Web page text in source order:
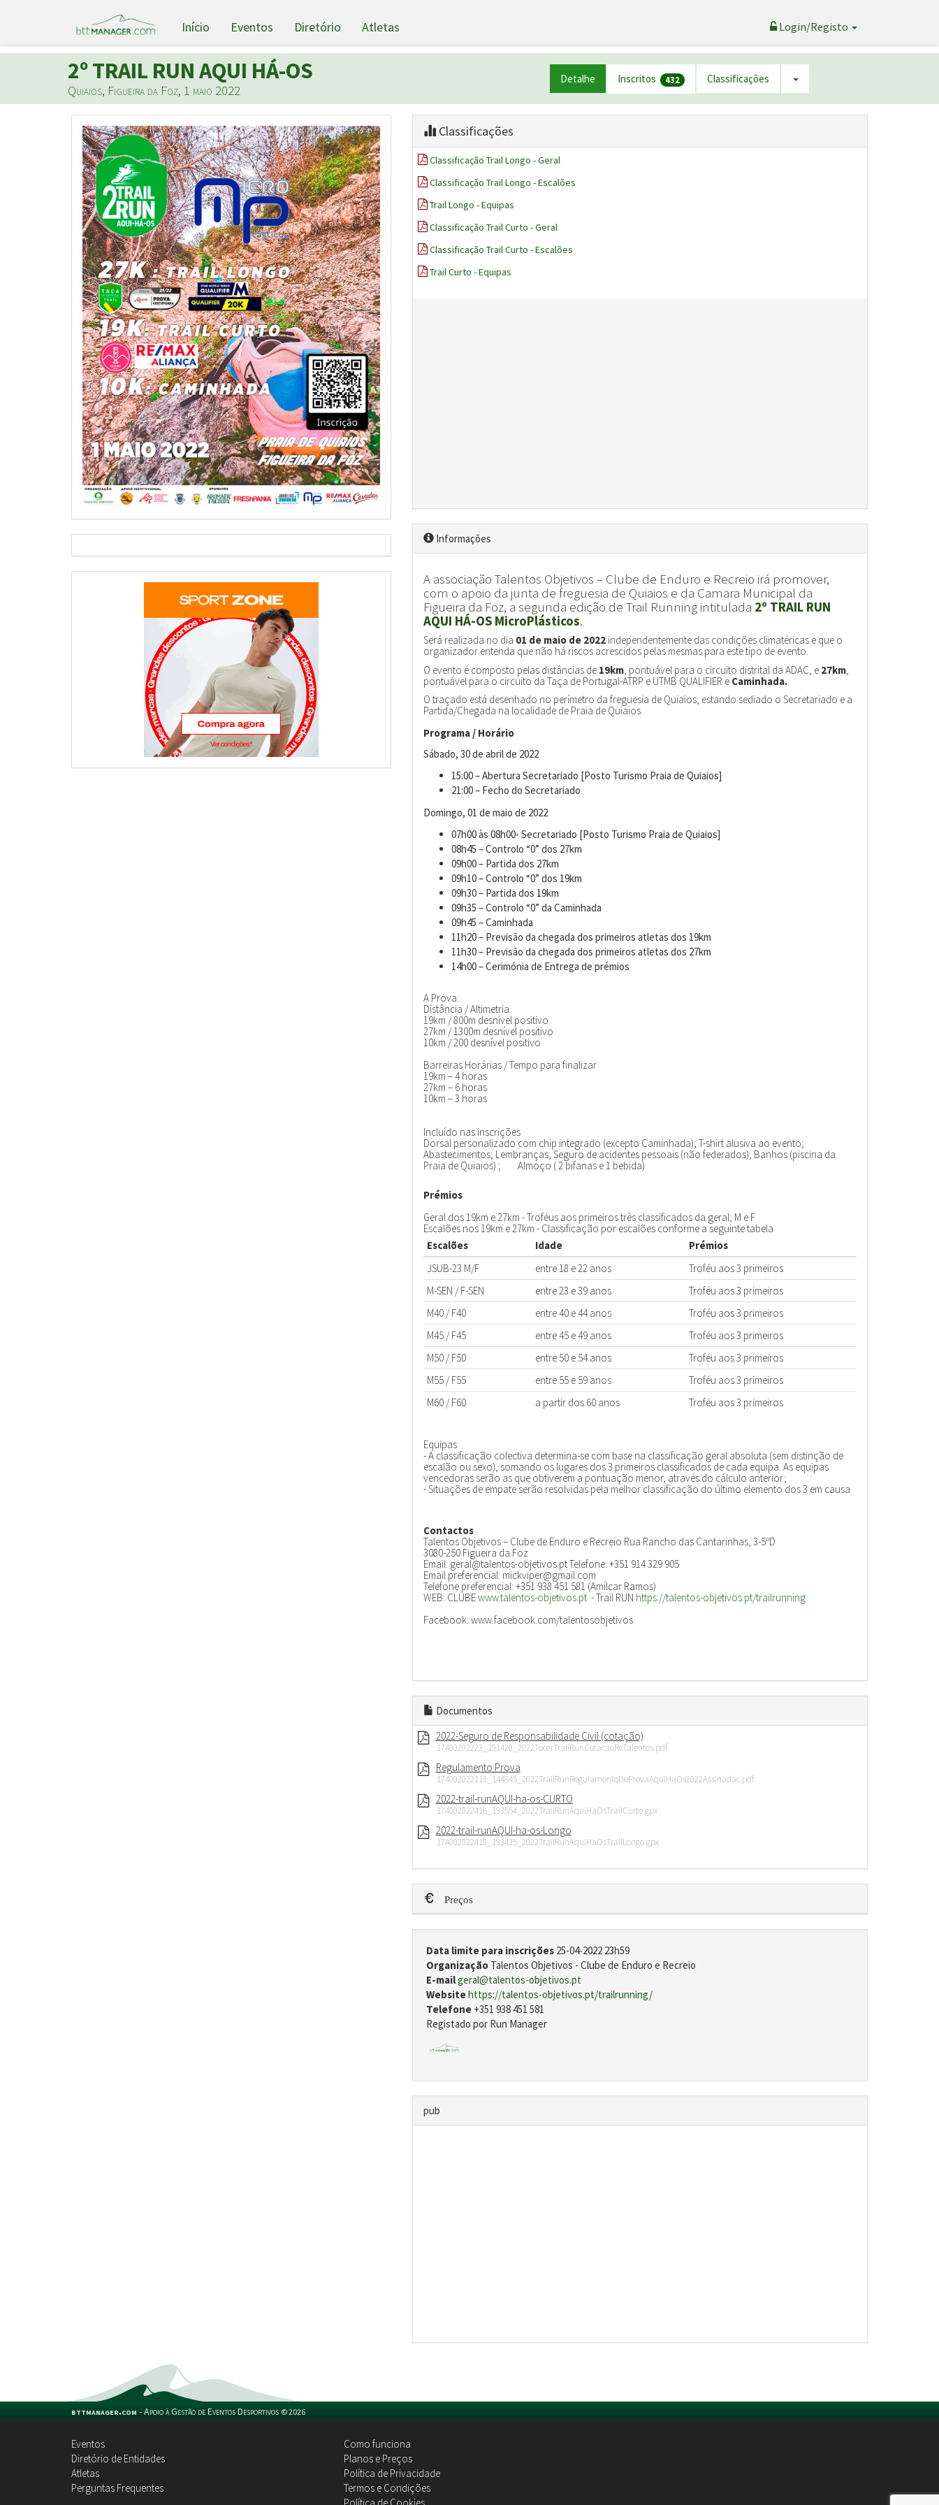
Início Eventos Diretório Atletas Login/Registo
2º TRAIL RUN AQUI HÁ-OS
Quiaios, Figueira da Foz, 1 maio 2022
Detalhe Inscritos 432 Classificações
Classificações
Classificação Trail Longo - Geral
Classificação Trail Longo - Escalões
Trail Longo - Equipas
Classificação Trail Curto - Geral
Classificação Trail Curto - Escalões
Trail Curto - Equipas
Informações
A associação Talentos Objetivos – Clube de Enduro e Recreio irá promover,
com o apoio da junta de freguesia de Quiaios e da Camara Municipal da
Figueira da Foz, a segunda edição de Trail Running intitulada 2º TRAIL RUN
AQUI HÁ-OS MicroPlásticos.
Será realizada no dia 01 de maio de 2022independentemente das condições climatéricas e que o
organizador entenda que não há riscos acrescidos pelas mesmas para este tipo de evento.
O evento é composto pelas distâncias de 19km, pontuável para o circuito distrital da ADAC, e27km,
pontuável para o circuito da Taça de Portugal-ATRP e UTMB QUALIFIER e Caminhada.
O traçado está desenhado no perímetro da freguesia de Quiaios, estando sediado o Secretariado e a
Partida/Chegada na localidade de Praia de Quiaios.
Programa / Horário
Sábado, 30 de abril de 2022
15:00 – Abertura Secretariado [Posto Turismo Praia de Quiaios]
21:00 – Fecho do Secretariado
Domingo, 01 de maio de 2022
07h00 às 08h00- Secretariado [Posto Turismo Praia de Quiaios]
08h45 – Controlo “0” dos 27km
09h00 – Partida dos 27km
09h10 – Controlo “0” dos 19km
09h30 – Partida dos 19km
09h35 – Controlo “0” da Caminhada
09h45 – Caminhada
11h20 – Previsão da chegada dos primeiros atletas dos 19km
11h30 – Previsão da chegada dos primeiros atletas dos 27km
14h00 – Cerimónia de Entrega de prémios
A Prova:
Distância / Altimetria
19km / 800m desnível positivo
27km / 1300m desnível positivo
10km / 200 desnível positivo
Barreiras Horárias / Tempo para finalizar
19km – 4 horas
27km – 6 horas
10km – 3 horas
Incluído nas inscrições
Dorsal personalizado com chip integrado (excepto Caminhada); T-shirt alusiva ao evento;
Abastecimentos; Lembranças; Seguro de acidentes pessoais (não federados); Banhos (piscina da
Praia de Quiaios) ; Almoço ( 2 bifanas e 1 bebida)
Prémios
Geral dos 19km e 27km - Troféus aos primeiros três classificados da geral, M e F
Escalões nos 19km e 27km - Classificação por escalões conforme a seguinte tabela
Escalões
Idade
Prémios
JSUB-23 M/F
entre 18 e 22 anos
Troféu aos 3 primeiros
M-SEN / F-SEN
entre 23 e 39 anos
Troféu aos 3 primeiros
M40 / F40
entre 40 e 44 anos
Troféu aos 3 primeiros
M45 / F45
entre 45 e 49 anos
Troféu aos 3 primeiros
M50 / F50
entre 50 e 54 anos
Troféu aos 3 primeiros
M55 / F55
entre 55 e 59 anos
Troféu aos 3 primeiros
M60 / F60
a partir dos 60 anos Troféu aos 3 primeiros
Equipas
- A classificação colectiva determina-se com base na classificação geral absoluta (sem distinção de
escalão ou sexo), somando os lugares dos 3 primeiros classificados de cada equipa. As equipas
vencedoras serão as que obtiverem a pontuação menor, através do cálculo anterior;
- Situações de empate serão resolvidas pela melhor classificação do último elemento dos 3 em causa
Contactos
Talentos Objetivos – Clube de Enduro e Recreio Rua Rancho das Cantarinhas, 3-5ºD
3080-250 Figueira da Foz
Email: geral@talentos-objetivos.pt Telefone: +351 914 329 905
Email preferencial: mickviper@gmail.com
Telefone preferencial: +351 938 451 581 (Amílcar Ramos)
WEB: CLUBEwww.talentos-objetivos.pt - Trail RUN https://talentos-objetivos.pt/trailrunning
Facebook: www.facebook.com/talentosobjetivos
Documentos
2022-Seguro de Responsabilidade Civil (cotação)
17400202223_191420_2022TocerTrailRunCotacaoRcTalentos.pdf
Regulamento Prova
174002022113_144845_2022TrailRunRegulamentoDeProvaAquiHaOs2022Assinadac.pdf
2022-trail-runAQUI-ha-os-CURTO
174002022418_193554_2022TrailRunAquiHaOsTrailCurto.gpx
2022-trail-runAQUI-ha-os-Longo
174002022418_193435_2022TrailRunAquiHaOsTrailLongo.gpx
Preços
Data limite para inscrições 25-04-2022 23h59
Organização Talentos Objetivos - Clube de Enduro e Recreio
E-mailgeral@talentos-objetivos.pt
Websitehttps://talentos-objetivos.pt/trailrunning/
Telefone +351 938 451 581
Registado por Run Manager
pub
bttmanager.com -Apoio à Gestão de Eventos Desportivos ©2026
Eventos
Diretório de Entidades
Atletas
Perguntas Frequentes
Como funciona
Planos e Preços
Política de Privacidade
Termos e Condições